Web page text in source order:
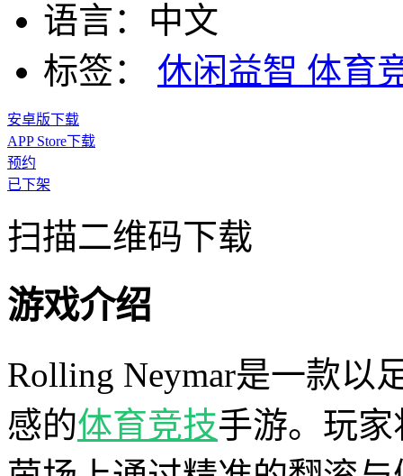
语言： 中文
标签：
休闲益智 体育
安卓版下载
APP Store下载
预约
已下架
扫描二维码下载
游戏介绍
Rolling Neymar是一款以
感的体育竞技手游。玩